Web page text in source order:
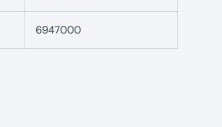
6947000